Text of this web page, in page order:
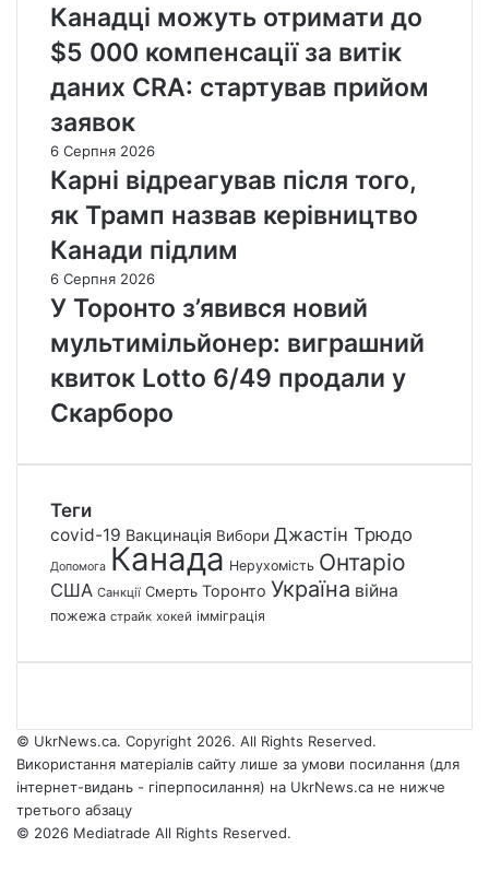
Канадці можуть отримати до
$5 000 компенсації за витік
даних CRA: стартував прийом
заявок
6 Серпня 2026
Карні відреагував після того,
як Трамп назвав керівництво
Канади підлим
6 Серпня 2026
У Торонто з’явився новий
мультимільйонер: виграшний
квиток Lotto 6/49 продали у
Скарборо
Теги
covid-19 Вакцинація Вибори Джастін Трюдо
Допомога Канада Нерухомість Онтаріо
США Санкції Смерть Торонто Україна війна
пожежа страйк хокей імміграція
© UkrNews.ca. Copyright 2026. All Rights Reserved.
Використання матеріалів сайту лише за умови посилання (для
інтернет-видань - гіперпосилання) на UkrNews.ca не нижче
третього абзацу
© 2026 Mediatrade All Rights Reserved.